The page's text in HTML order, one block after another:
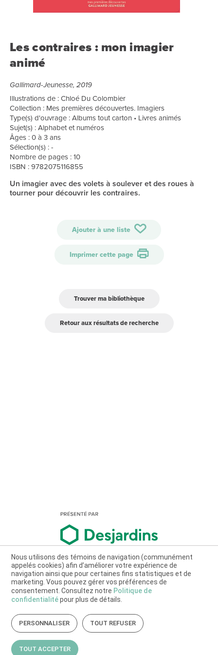
Les contraires : mon imagier
animé
Gallimard-Jeunesse, 2019
Illustrations de : Chloé Du Colombier
Collection : Mes premières découvertes. Imagiers
Type(s) d'ouvrage : Albums tout carton • Livres animés
Sujet(s) : Alphabet et numéros
Âges : 0 à 3 ans
Sélection(s) : -
Nombre de pages : 10
ISBN : 9782075116855
Un imagier avec des volets à soulever et des roues à
tourner pour découvrir les contraires.
Ajouter à une liste
Imprimer cette page
Trouver ma bibliothèque
Retour aux résultats de recherche
Nous utilisons des témoins de navigation (communément
appelés cookies) afin d’améliorer votre expérience de
navigation ainsi que pour certaines fins statistiques et de
marketing. Vous pouvez gérer vos préférences de
consentement. Consultez notre Politique de
confidentialitépour plus de détails.
PERSONNALISER TOUT REFUSER
TOUT ACCEPTER